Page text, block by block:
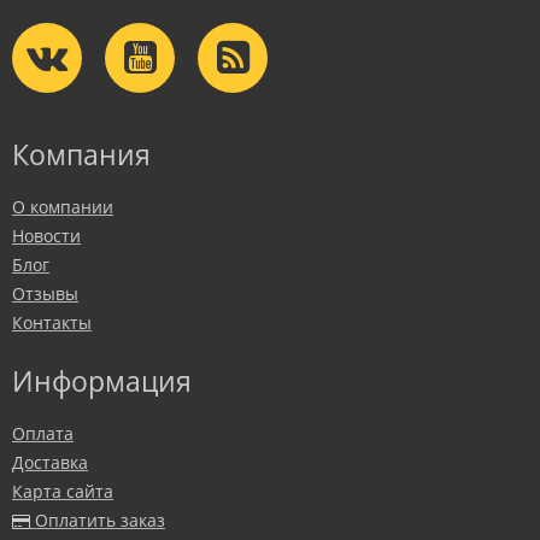
Компания
О компании
Новости
Блог
Отзывы
Контакты
Информация
Оплата
Доставка
Карта сайта
Оплатить заказ